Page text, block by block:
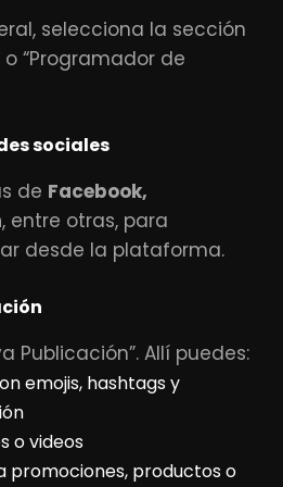
selecciona la sección
o “Programador de
sociales
de Facebook,
, entre otras, para
desde la plataforma.
Publicación”. Allí puedes:
emojis, hashtags y
o videos
promociones, productos o